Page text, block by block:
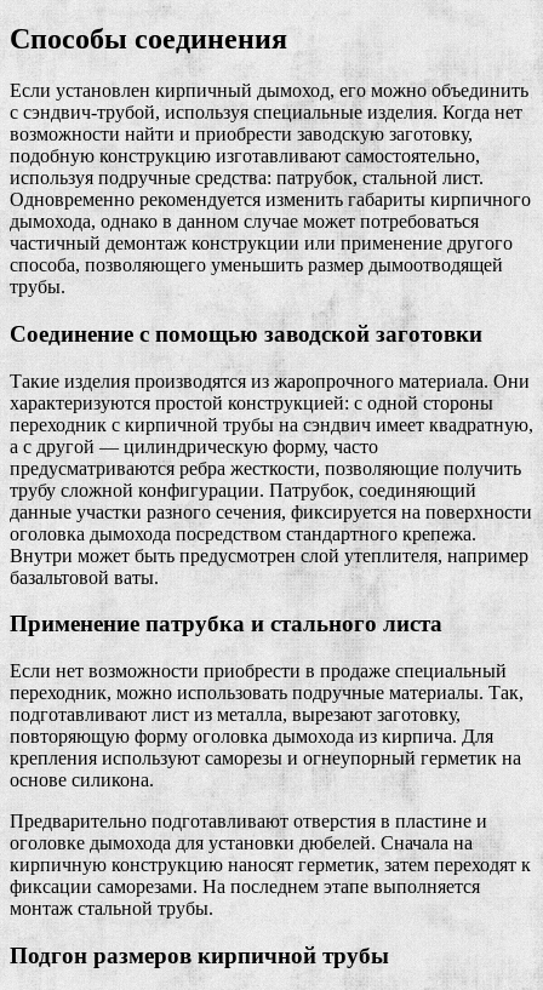
Способы соединения
Если установлен кирпичный дымоход, его можно объединить
с сэндвич-трубой, используя специальные изделия. Когда нет
возможности найти и приобрести заводскую заготовку,
подобную конструкцию изготавливают самостоятельно,
используя подручные средства: патрубок, стальной лист.
Одновременно рекомендуется изменить габариты кирпичного
дымохода, однако в данном случае может потребоваться
частичный демонтаж конструкции или применение другого
способа, позволяющего уменьшить размер дымоотводящей
трубы.
Соединение с помощью заводской заготовки
Такие изделия производятся из жаропрочного материала. Они
характеризуются простой конструкцией: с одной стороны
переходник с кирпичной трубы на сэндвич имеет квадратную,
а с другой — цилиндрическую форму, часто
предусматриваются ребра жесткости, позволяющие получить
трубу сложной конфигурации. Патрубок, соединяющий
данные участки разного сечения, фиксируется на поверхности
оголовка дымохода посредством стандартного крепежа.
Внутри может быть предусмотрен слой утеплителя, например
базальтовой ваты.
Применение патрубка и стального листа
Если нет возможности приобрести в продаже специальный
переходник, можно использовать подручные материалы. Так,
подготавливают лист из металла, вырезают заготовку,
повторяющую форму оголовка дымохода из кирпича. Для
крепления используют саморезы и огнеупорный герметик на
основе силикона.
Предварительно подготавливают отверстия в пластине и
оголовке дымохода для установки дюбелей. Сначала на
кирпичную конструкцию наносят герметик, затем переходят к
фиксации саморезами. На последнем этапе выполняется
монтаж стальной трубы.
Подгон размеров кирпичной трубы